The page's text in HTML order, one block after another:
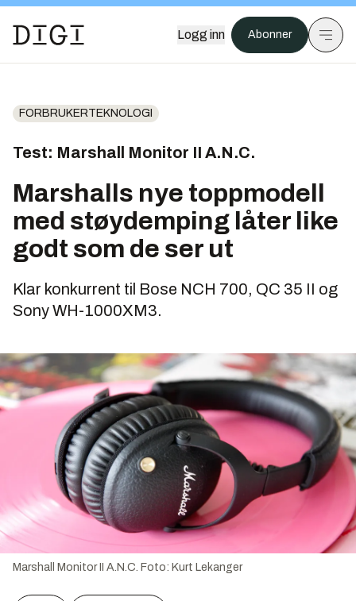
Logg inn Abonner
FORBRUKERTEKNOLOGI
Test: Marshall Monitor II A.N.C.
Marshalls nye toppmodell
med støydemping låter like
godt som de ser ut
Klar konkurrent til Bose NCH 700, QC 35 II og
Sony WH-1000XM3.
Marshall Monitor II A.N.C. Foto: Kurt Lekanger